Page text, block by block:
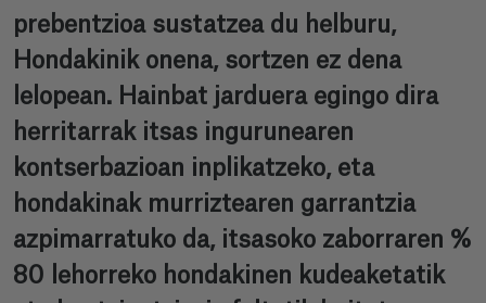
prebentzioa sustatzea du helburu,
Hondakinik onena, sortzen ez dena
lelopean. Hainbat jarduera egingo dira
herritarrak itsas ingurunearen
kontserbazioan inplikatzeko, eta
hondakinak murriztearen garrantzia
azpimarratuko da, itsasoko zaborraren %
80 lehorreko hondakinen kudeaketatik